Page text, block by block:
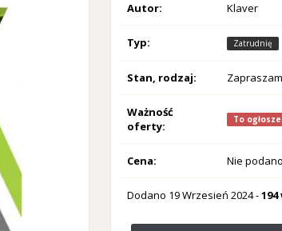
Autor: Klaver
Typ: Zatrudnię
Stan, rodzaj: Zapraszam
Ważność
oferty:
To
Cena: Nie
Dodano 19 Wrzesień 2024-